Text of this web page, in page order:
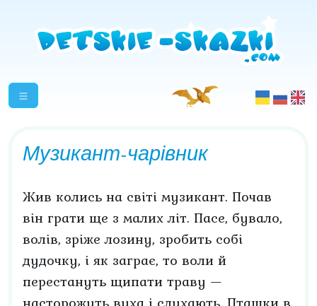
Музикант-чарівник
Жив колись на світі музикант. Почав
він грати ще з малих літ. Пасе, бувало,
волів, зріже лозину, зробить собі
дудочку, і як заграє, то воли й
перестануть щипати траву —